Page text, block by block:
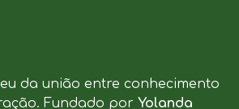
da união entre conhecimento
Fundado por Yolanda